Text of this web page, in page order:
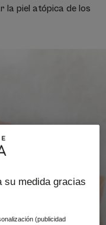
la piel atópica de los
su medida gracias
(publicidad